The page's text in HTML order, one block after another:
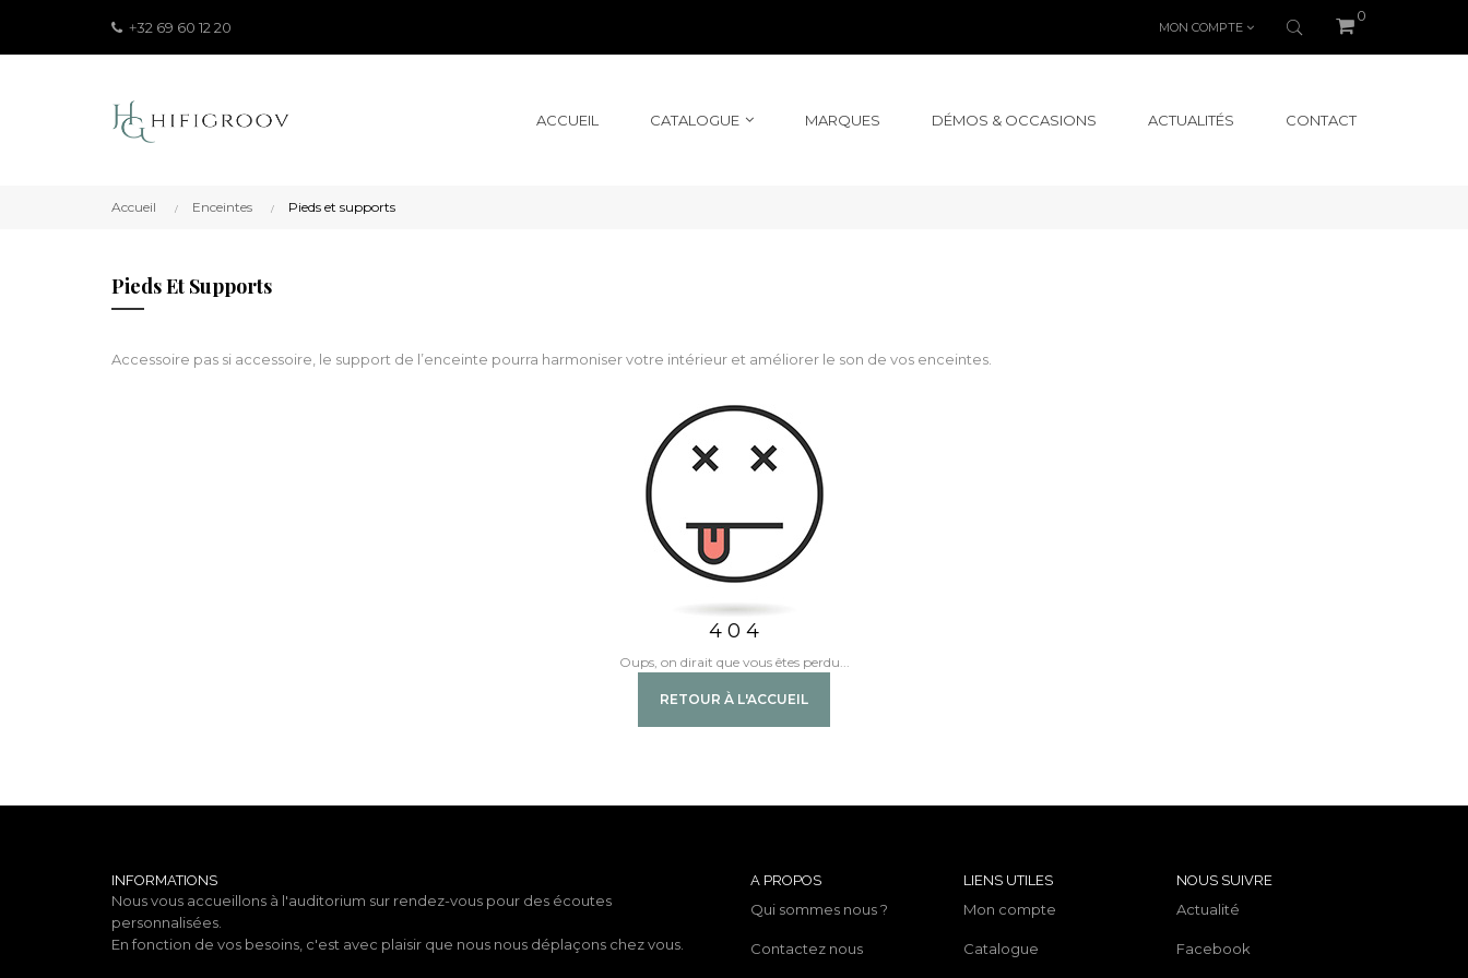
+32 69 60 12 20 MON COMPTE
0
ACCUEIL CATALOGUE MARQUES DÉMOS & OCCASIONS ACTUALITÉS CONTACT
Accueil Enceintes Pieds et supports
Pieds Et Supports
Accessoire pas si accessoire, le support de l’enceinte pourra harmoniser votre intérieur et améliorer le son de vos enceintes.
4 0 4
Oups, on dirait que vous êtes perdu...
RETOUR À L'ACCUEIL
INFORMATIONS
Nous vous accueillons à l'auditorium sur rendez-vous pour des écoutes
personnalisées.
En fonction de vos besoins, c'est avec plaisir que nous nous déplaçons chez vous.
A PROPOS
Qui sommes nous ?
Contactez nous
LIENS UTILES
Mon compte
Catalogue
NOUS SUIVRE
Actualité
Facebook